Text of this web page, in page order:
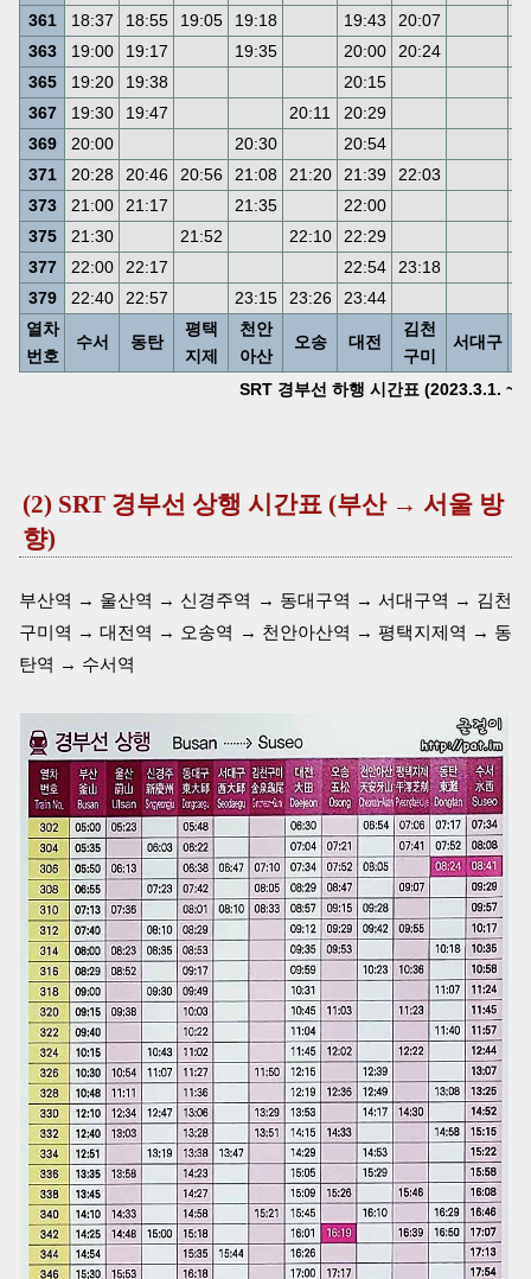
SRT 경부선 하행 시간표 (2023.3.1. ~)
361 18:37 18:55 19:05 19:18 19:43 20:07
363
19:00 19:17 19:35 20:00 20:24
365
19:20 19:38 20:15
367
19:30 19:47 20:11 20:29
369
20:00 20:30 20:54
371
20:28 20:46 20:56 21:08 21:20 21:39 22:03
373
21:00 21:17 21:35 22:00
375
21:30 21:52 22:10 22:29
377
22:00 22:17 22:54 23:18
379
22:40 22:57 23:15 23:26 23:44
열차
번호
수서 동탄
평택
지제
천안
아산
오송 대전
김천
구미
서대구
(2) SRT 경부선 상행 시간표 (부산 → 서울 방
향)
부산역 → 울산역 → 신경주역 → 동대구역 → 서대구역 → 김천
구미역 → 대전역 → 오송역 → 천안아산역 → 평택지제역 → 동
탄역 → 수서역